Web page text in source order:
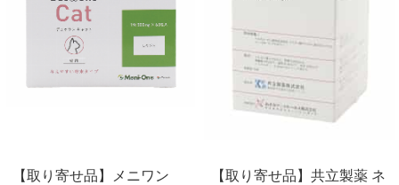
【取り寄せ品】メニワン
【取り寄せ品】共立製薬 ネ